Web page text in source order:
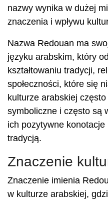
nazwy wynika w dużej
znaczenia i wpływu
Nazwa Redouan ma
języku arabskim, który
kształtowaniu tradycji,
społeczności, które się
kulturze arabskiej
symboliczne i często są
ich pozytywne
tradycją.
Znaczenie
Znaczenie imienia
w kulturze arabskiej,